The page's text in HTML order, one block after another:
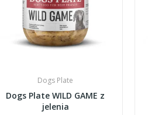
Dogs Plate
Dogs Plate WILD GAME z
jelenia